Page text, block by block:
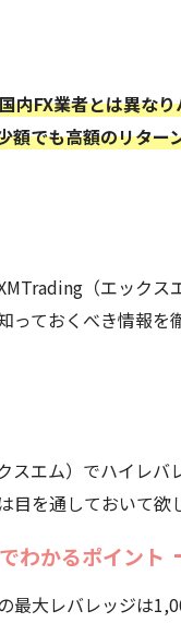
国内FX業者とは異な
額でも高額のリター
（エックス
っておくべき情報を
スエム）でハイレバ
目を通しておいて欲
わかるポイント
最大レバレッジは